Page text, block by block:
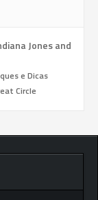
Jones and
e Dicas
Circle